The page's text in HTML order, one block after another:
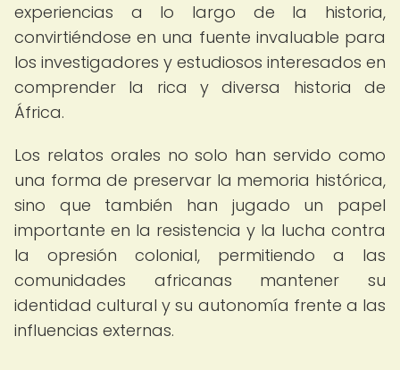
experiencias a lo largo de la historia,
convirtiéndose en una fuente invaluable para
los investigadores y estudiosos interesados en
comprender la rica y diversa historia de
África.
Los relatos orales no solo han servido como
una forma de preservar la memoria histórica,
sino que también han jugado un papel
importante en la resistencia y la lucha contra
la opresión colonial, permitiendo a las
comunidades africanas mantener su
identidad cultural y su autonomía frente a las
influencias externas.